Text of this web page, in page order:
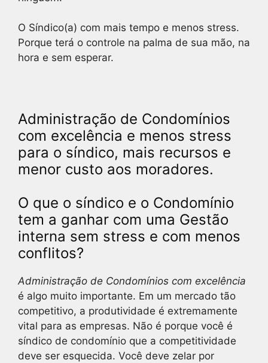
O Síndico(a) com mais tempo e menos stress.
Porque terá o controle na palma de sua mão, na
hora e sem esperar.
Administração de Condomínios
com excelência e menos stress
para o síndico, mais recursos e
menor custo aos moradores.
O que o síndico e o Condomínio
tem a ganhar com uma Gestão
interna sem stress e com menos
conflitos?
Administração de Condomínios com excelência
é algo muito importante. Em um mercado tão
competitivo, a produtividade é extremamente
vital para as empresas. Não é porque você é
síndico de condomínio que a competitividade
deve ser esquecida. Você deve zelar por